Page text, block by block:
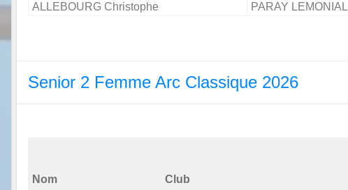
ALLEBOURG Christophe
PARAY LEMONIAL
Senior 2 Femme Arc Classique 2026
Nom Club